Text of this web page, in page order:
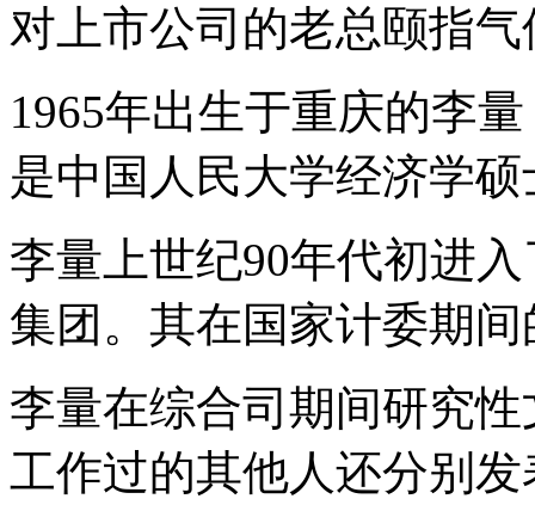
对上市公司的老总颐指气
1965年出生于重庆的李
是中国人民大学经济学
李量上世纪90年代初进
集团。其在国家计委期
李量在综合司期间研究
工作过的其他人还分别